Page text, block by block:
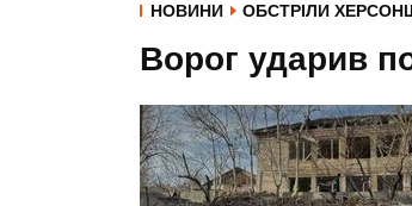
НОВИНИ ОБСТРІЛИ
Ворог ударив